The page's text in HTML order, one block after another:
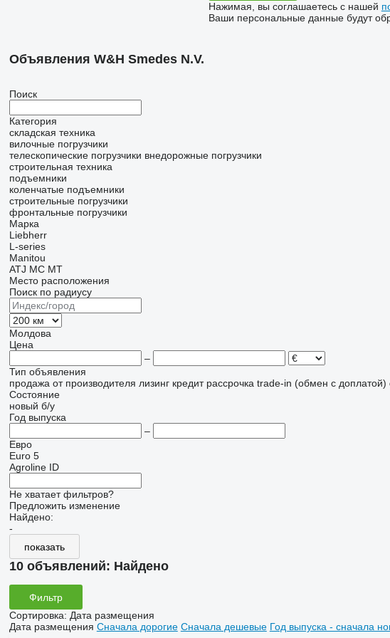
Нажимая, вы соглашаетесь с нашей
Ваши персональные данные будут
Объявления W&H Smedes N.V.
Поиск
Категория
складская техника
вилочные погрузчики
телескопические погрузчики внедорожные погрузчики
строительная техника
подъемники
коленчатые подъемники
строительные погрузчики
фронтальные погрузчики
Марка
Liebherr
L-series
Manitou
ATJ MC MT
Место расположения
Поиск по радиусу
Молдова
Цена
–
Тип объявления
продажа от производителя лизинг кредит рассрочка trade-in (обмен с доплатой)
Состояние
новый б/у
Год выпуска
–
Евро
Euro 5
Agroline ID
Не хватает фильтров?
Предложить изменение
Найдено:
-
показать
10 объявлений: Найдено
Фильтр
Сортировка: Дата размещения
Дата размещения Сначала дорогие Сначала дешевые Год выпуска - сначала